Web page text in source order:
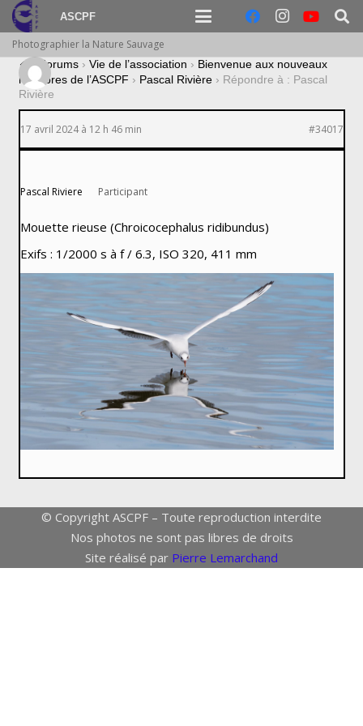
ASCPF
Photographier la Nature Sauvage
› Forums › Vie de l’association › Bienvenue aux nouveaux
membres de l’ASCPF › Pascal Rivière › Répondre à : Pascal
Rivière
17 avril 2024 à 12 h 46 min #34017
Pascal Riviere Participant
Mouette rieuse (Chroicocephalus ridibundus)
Exifs : 1/2000 s à f / 6.3, ISO 320, 411 mm
© Copyright ASCPF – Toute reproduction interdite
Nos photos ne sont pas libres de droits
Site réalisé par Pierre Lemarchand